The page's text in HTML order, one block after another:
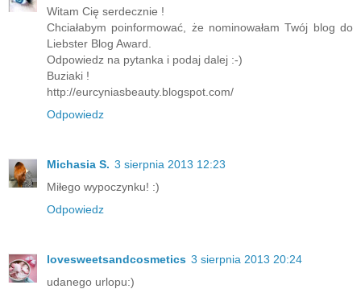
Witam Cię serdecznie !
Chciałabym poinformować, że nominowałam Twój blog do
Liebster Blog Award.
Odpowiedz na pytanka i podaj dalej :-)
Buziaki !
http://eurcyniasbeauty.blogspot.com/
Odpowiedz
Michasia S. 3 sierpnia 2013 12:23
Miłego wypoczynku! :)
Odpowiedz
lovesweetsandcosmetics 3 sierpnia 2013 20:24
udanego urlopu:)